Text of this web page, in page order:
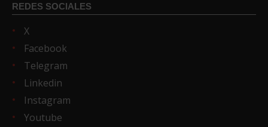
REDES SOCIALES
X
Facebook
Telegram
Linkedin
Instagram
Youtube